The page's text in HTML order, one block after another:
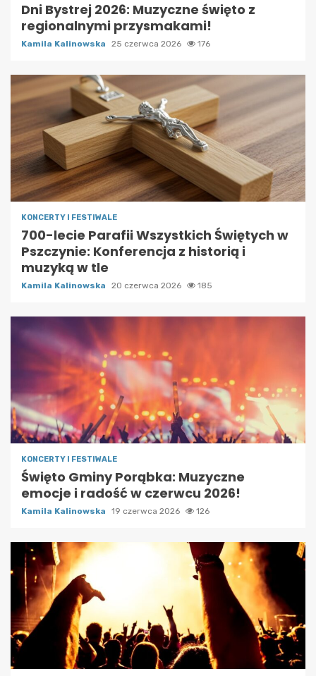
Dni Bystrej 2026: Muzyczne święto z
regionalnymi przysmakami!
Kamila Kalinowska 25 czerwca 2026 176
KONCERTY I FESTIWALE
700-lecie Parafii Wszystkich Świętych w
Pszczynie: Konferencja z historią i
muzyką w tle
Kamila Kalinowska 20 czerwca 2026 185
KONCERTY I FESTIWALE
Święto Gminy Porąbka: Muzyczne
emocje i radość w czerwcu 2026!
Kamila Kalinowska 19 czerwca 2026 126